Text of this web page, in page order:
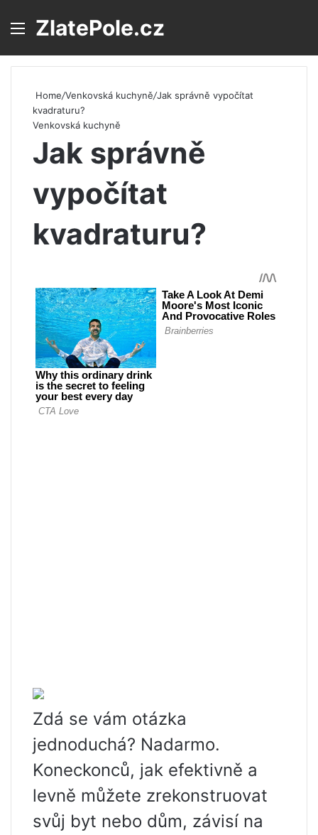
Menu
ZlatePole.cz
Home/Venkovská kuchyně/Jak správně vypočítat
kvadraturu?
Venkovská kuchyně
Jak správně
vypočítat
kvadraturu?
Zdá se vám otázka
jednoduchá? Nadarmo.
Koneckonců, jak efektivně a
levně můžete zrekonstruovat
svůj byt nebo dům, závisí na